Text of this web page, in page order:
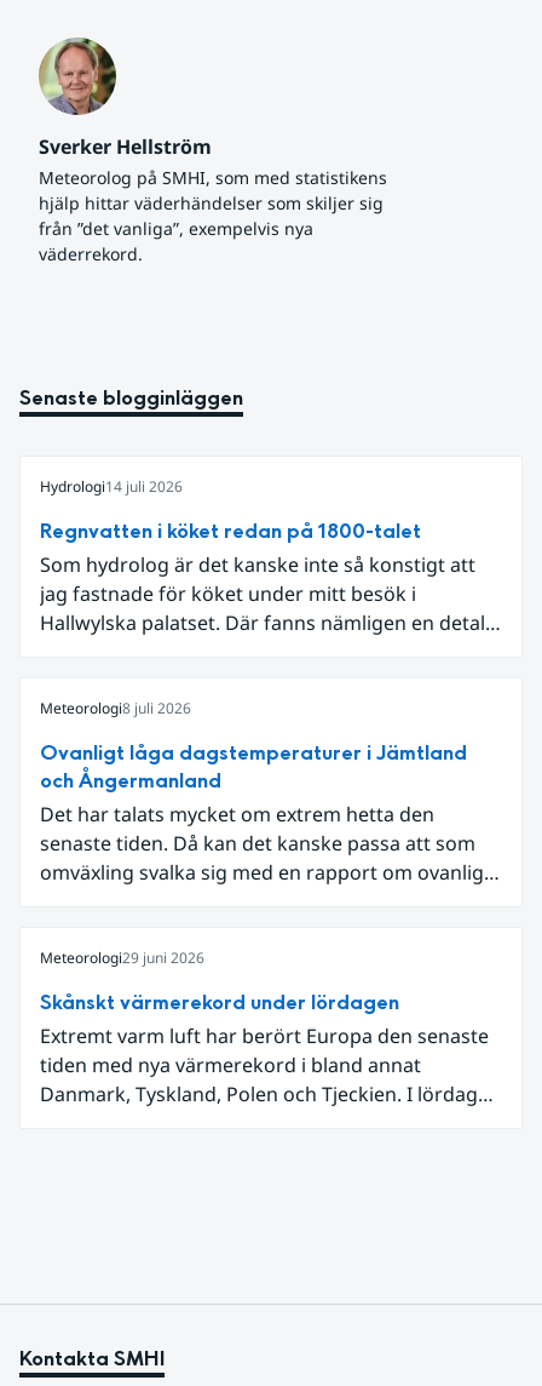
Sverker Hellström
Meteorolog på SMHI, som med statistikens
hjälp hittar väderhändelser som skiljer sig
från ”det vanliga”, exempelvis nya
väderrekord.
Senaste blogginläggen
Hydrologi14 juli 2026
Regnvatten i köket redan på 1800-talet
Som hydrolog är det kanske inte så konstigt att
jag fastnade för köket under mitt besök i
Hallwylska palatset. Där fanns nämligen en detalj
Meteorologi8 juli 2026
Ovanligt låga dagstemperaturer i Jämtland
och Ångermanland
Det har talats mycket om extrem hetta den
senaste tiden. Då kan det kanske passa att som
omväxling svalka sig med en rapport om ovanligt
Meteorologi29 juni 2026
Skånskt värmerekord under lördagen
Extremt varm luft har berört Europa den senaste
tiden med nya värmerekord i bland annat
Danmark, Tyskland, Polen och Tjeckien. I lördags
Kontakta SMHI